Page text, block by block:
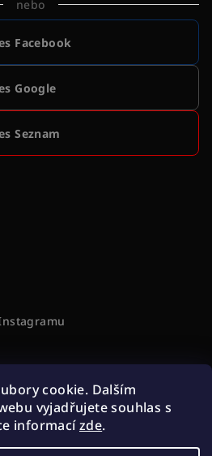
cookie. Dalším
vyjadřujete souhlas s
informacízde.
nebo
Facebook
Google
Seznam
platby